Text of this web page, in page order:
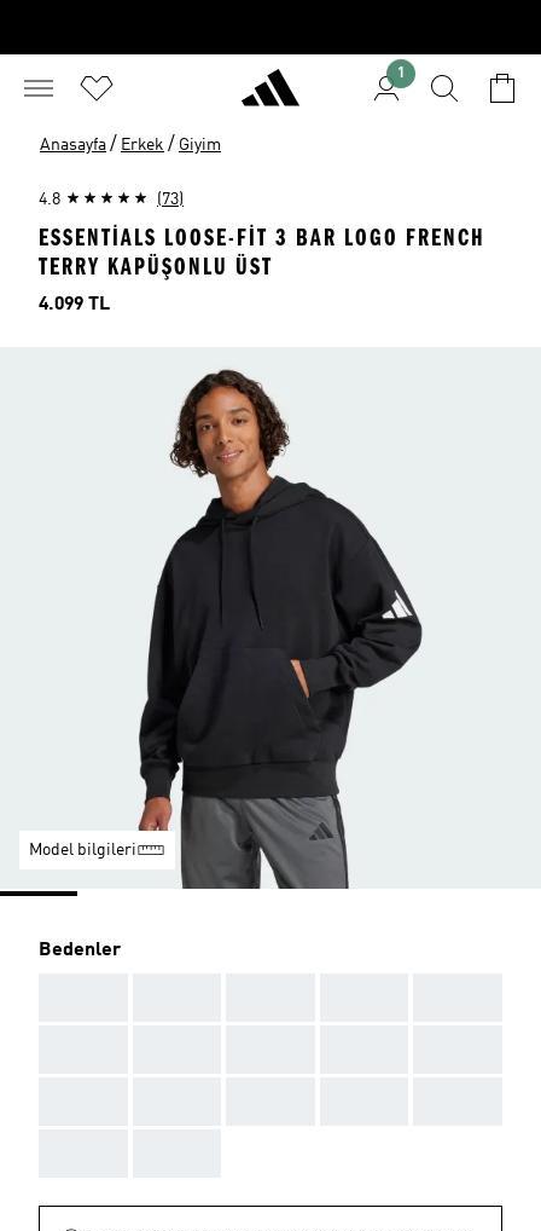
1
Anasayfa / Erkek / Giyim
4.8 (73)
ESSENTIALS LOOSE-FIT 3 BAR LOGO FRENCH
TERRY KAPÜŞONLU ÜST
Fiyat
4.099 TL
Model bilgileri
Bedenler